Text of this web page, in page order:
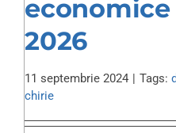
2026
11 septembrie 2024 | Tags:
chirie